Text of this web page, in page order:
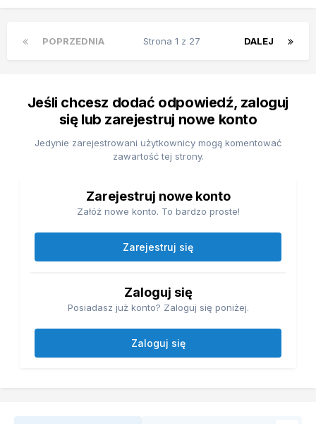
POPRZEDNIA DALEJ
Strona 1 z 27
Jeśli chcesz dodać odpowiedź, zaloguj
się lub zarejestruj nowe konto
Jedynie zarejestrowani użytkownicy mogą komentować
zawartość tej strony.
Zarejestruj nowe konto
Załóż nowe konto. To bardzo proste!
Zarejestruj się
Zaloguj się
Posiadasz już konto? Zaloguj się poniżej.
Zaloguj się